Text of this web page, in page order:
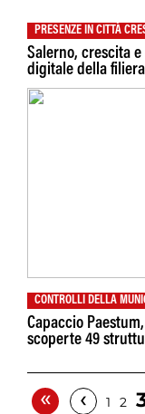
PRESENZE IN CITTÀ
Salerno, crescita
digitale della
CONTROLLI DELLA
Capaccio
scoperte 49
« ‹ 1 2